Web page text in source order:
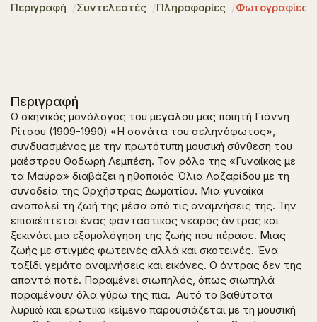
Περιγραφή Συντελεστές Πληροφορίες Φωτογραφίες
Περιγραφή
Ο σκηνικός μονόλογος του μεγάλου μας ποιητή Γιάννη
Ρίτσου (1909-1990) «Η σονάτα του σεληνόφωτος»,
συνδυασμένος με την πρωτότυπη μουσική σύνθεση του
μαέστρου Θοδωρή Λεμπέση. Τον ρόλο της «Γυναίκας με
τα Μαύρα» διαβάζει η ηθοποιός Όλια Λαζαρίδου με τη
συνοδεία της Ορχήστρας Δωματίου. Μια γυναίκα
αναπολεί τη ζωή της μέσα από τις αναμνήσεις της. Την
επισκέπτεται ένας φανταστικός νεαρός άντρας και
ξεκινάει μια εξομολόγηση της ζωής που πέρασε. Μιας
ζωής με στιγμές φωτεινές αλλά και σκοτεινές. Ένα
ταξίδι γεμάτο αναμνήσεις και εικόνες. Ο άντρας δεν της
απαντά ποτέ. Παραμένει σιωπηλός, όπως σιωπηλά
παραμένουν όλα γύρω της πια. Αυτό το βαθύτατα
λυρικό και ερωτικό κείμενο παρουσιάζεται με τη μουσική